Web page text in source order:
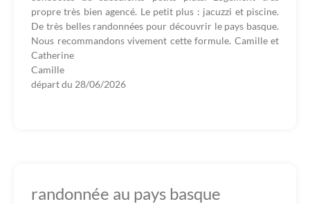
propre très bien agencé. Le petit plus : jacuzzi et piscine.
De très belles randonnées pour découvrir le pays basque.
Nous recommandons vivement cette formule. Camille et
Catherine
Camille
départ du 28/06/2026
randonnée au pays basque